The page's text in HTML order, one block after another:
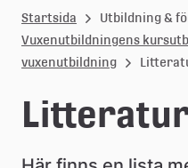
u
l
e
å
k
Startsida Utbildning &
Vuxenutbildningens
vuxenutbildning